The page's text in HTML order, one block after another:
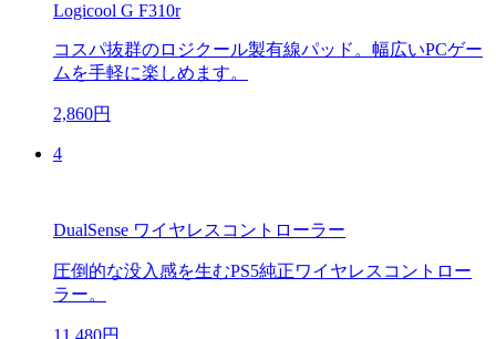
Logicool G F310r
コスパ抜群のロジクール製有線パッド。幅広いPCゲー
ムを手軽に楽しめます。
2,860円
4
DualSense ワイヤレスコントローラー
圧倒的な没入感を生むPS5純正ワイヤレスコントロー
ラー。
11,480円